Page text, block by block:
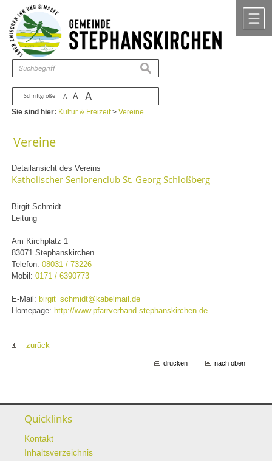
Zum Inhalt ,zur Navigation
Schriftgröße A A A
suchen
Sie sind hier: Kultur & Freizeit>Vereine
Vereine
Detailansicht des Vereins
Katholischer Seniorenclub St. Georg Schloßberg
Birgit Schmidt
Leitung
Am Kirchplatz 1
83071 Stephanskirchen
Telefon:08031 / 73226
Mobil:0171 / 6390773
E-Mail: birgit_schmidt@kabelmail.de
Homepage: http://www.pfarrverband-stephanskirchen.de
zurück
drucken nach oben
Quicklinks
Kontakt
Inhaltsverzeichnis